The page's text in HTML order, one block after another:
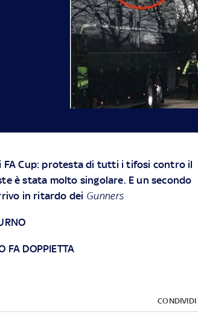
FA Cup: protesta di tutti i tifosi contro il
è stata molto singolare. E un secondo
in ritardo dei Gunners
FA DOPPIETTA
CONDIVIDI